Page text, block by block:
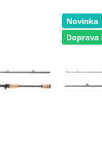
Novinka
Doprava